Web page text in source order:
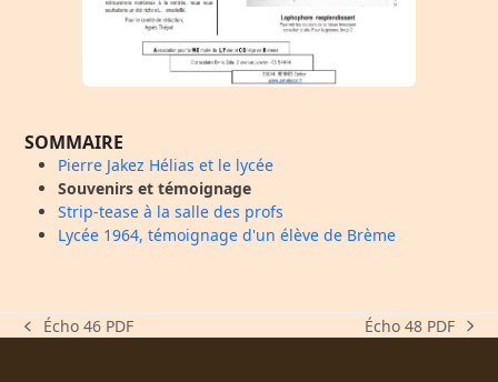
SOMMAIRE
Pierre Jakez Hélias et le lycée
Souvenirs et témoignage
Strip-tease à la salle des profs
Lycée 1964, témoignage d'un élève de Brème
previous
Écho 46 PDF
next
Écho 48 PDF